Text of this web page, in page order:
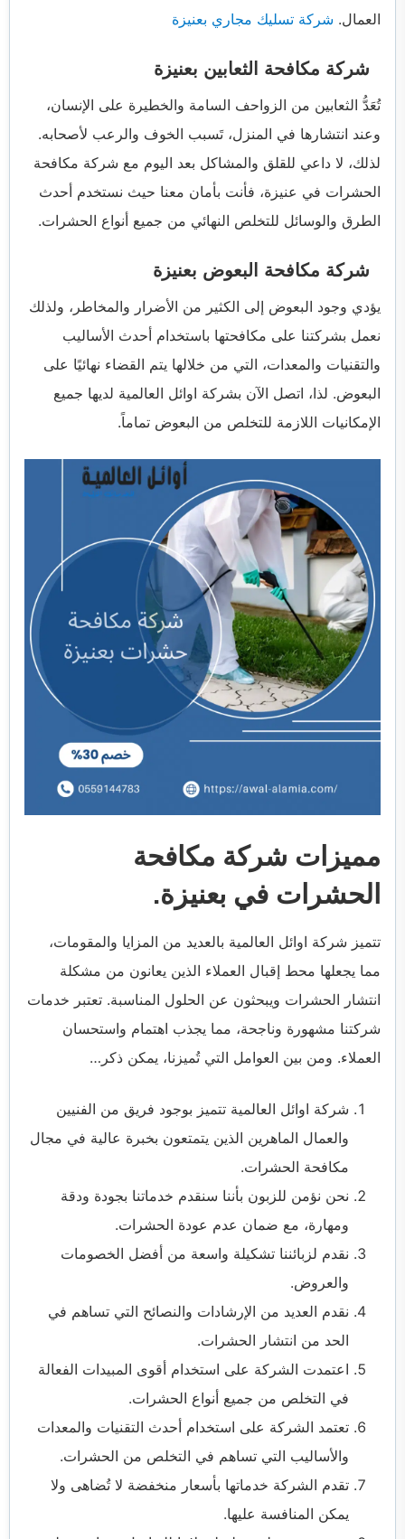
العمال. شركة تسليك مجاري بعنيزة
شركة مكافحة الثعابين بعنيزة
تُعَدُّ الثعابين من الزواحف السامة والخطيرة على الإنسان،
وعند انتشارها في المنزل، تَسبب الخوف والرعب لأصحابه.
لذلك، لا داعي للقلق والمشاكل بعد اليوم مع شركة مكافحة
الحشرات في عنيزة، فأنت بأمان معنا حيث نستخدم أحدث
الطرق والوسائل للتخلص النهائي من جميع أنواع الحشرات.
شركة مكافحة البعوض بعنيزة
يؤدي وجود البعوض إلى الكثير من الأضرار والمخاطر، ولذلك
نعمل بشركتنا على مكافحتها باستخدام أحدث الأساليب
والتقنيات والمعدات، التي من خلالها يتم القضاء نهائيًا على
البعوض. لذا، اتصل الآن بشركة اوائل العالمية لديها جميع
الإمكانيات اللازمة للتخلص من البعوض تماماً.
مميزات شركة مكافحة
الحشرات في بعنيزة.
تتميز شركة اوائل العالمية بالعديد من المزايا والمقومات،
مما يجعلها محط إقبال العملاء الذين يعانون من مشكلة
انتشار الحشرات ويبحثون عن الحلول المناسبة. تعتبر خدمات
شركتنا مشهورة وناجحة، مما يجذب اهتمام واستحسان
العملاء. ومن بين العوامل التي تُميزنا، يمكن ذكر…
شركة اوائل العالمية تتميز بوجود فريق من الفنيين
والعمال الماهرين الذين يتمتعون بخبرة عالية في مجال
مكافحة الحشرات.
نحن نؤمن للزبون بأننا سنقدم خدماتنا بجودة ودقة
ومهارة، مع ضمان عدم عودة الحشرات.
نقدم لزبائننا تشكيلة واسعة من أفضل الخصومات
والعروض.
نقدم العديد من الإرشادات والنصائح التي تساهم في
الحد من انتشار الحشرات.
اعتمدت الشركة على استخدام أقوى المبيدات الفعالة
في التخلص من جميع أنواع الحشرات.
تعتمد الشركة على استخدام أحدث التقنيات والمعدات
والأساليب التي تساهم في التخلص من الحشرات.
تقدم الشركة خدماتها بأسعار منخفضة لا تُضاهى ولا
يمكن المنافسة عليها.